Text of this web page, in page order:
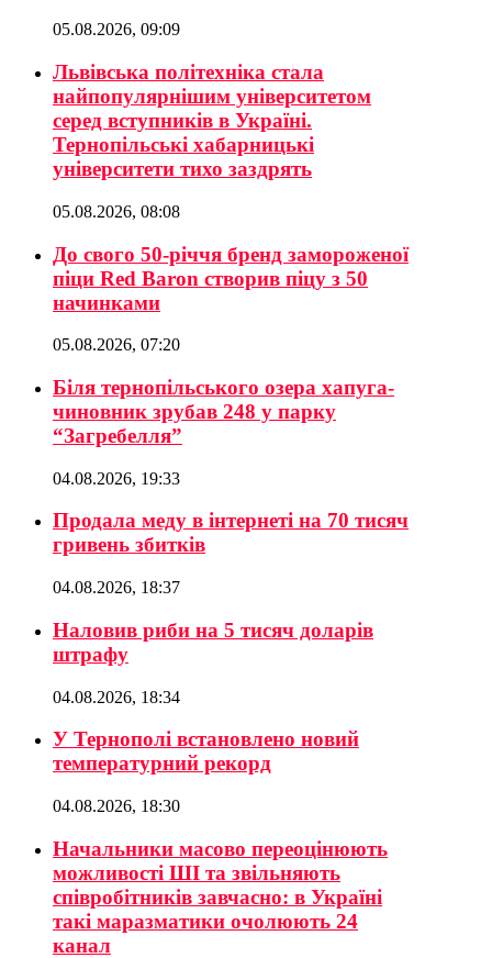
05.08.2026, 09:09
Львівська політехніка стала
найпопулярнішим університетом
серед вступників в Україні.
Тернопільські хабарницькі
університети тихо заздрять
05.08.2026, 08:08
До свого 50-річчя бренд замороженої
піци Red Baron створив піцу з 50
начинками
05.08.2026, 07:20
Біля тернопільського озера хапуга-
чиновник зрубав 248 у парку
“Загребелля”
04.08.2026, 19:33
Продала меду в інтернеті на 70 тисяч
гривень збитків
04.08.2026, 18:37
Наловив риби на 5 тисяч доларів
штрафу
04.08.2026, 18:34
У Тернополі встановлено новий
температурний рекорд
04.08.2026, 18:30
Начальники масово переоцінюють
можливості ШІ та звільняють
співробітників завчасно: в Україні
такі маразматики очолюють 24
канал